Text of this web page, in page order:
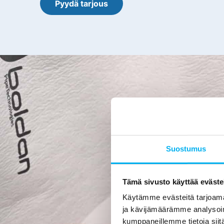
Suostumus
Tämä sivusto käyttää
Käytämme evästeitä
ja kävijämäärämme
kumppaneillemme tietoja
Pyydä tarjous
toteutamme
osaamista
siis kuvataan